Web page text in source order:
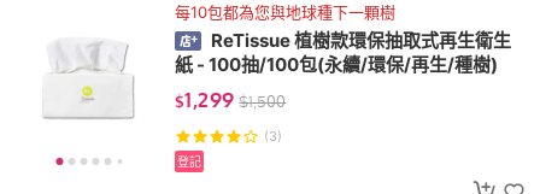
每10包都為您與地球種下一顆樹
ReTissue 植樹款環保抽取式再生衛生
紙 - 100抽/100包(永續/環保/再生/種樹)
$1,299 $1,500
(3)
登記